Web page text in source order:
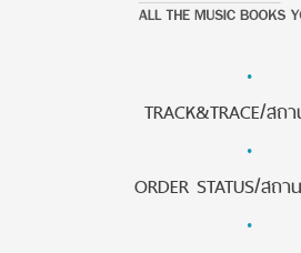
·
TRACK&TRACE/สถ
·
ORDER STATUS/สถา
·